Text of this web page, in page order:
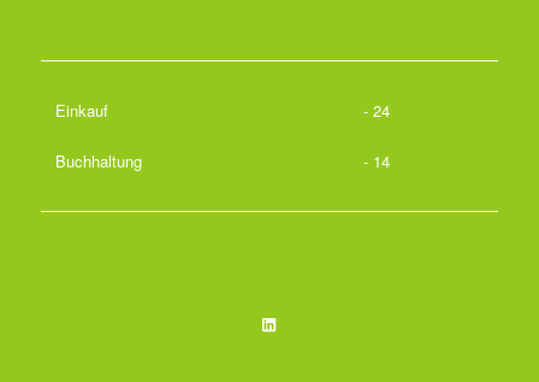
Einkauf - 24
Buchhaltung - 14
LinkedIn